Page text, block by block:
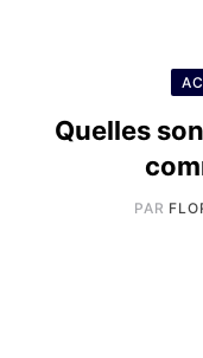
Quelles
PAR